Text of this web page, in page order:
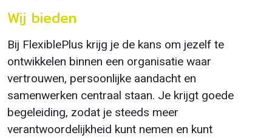
Wij bieden
Bij FlexiblePlus krijg je de kans om jezelf te
ontwikkelen binnen een organisatie waar
vertrouwen, persoonlijke aandacht en
samenwerken centraal staan. Je krijgt goede
begeleiding, zodat je steeds meer
verantwoordelijkheid kunt nemen en kunt